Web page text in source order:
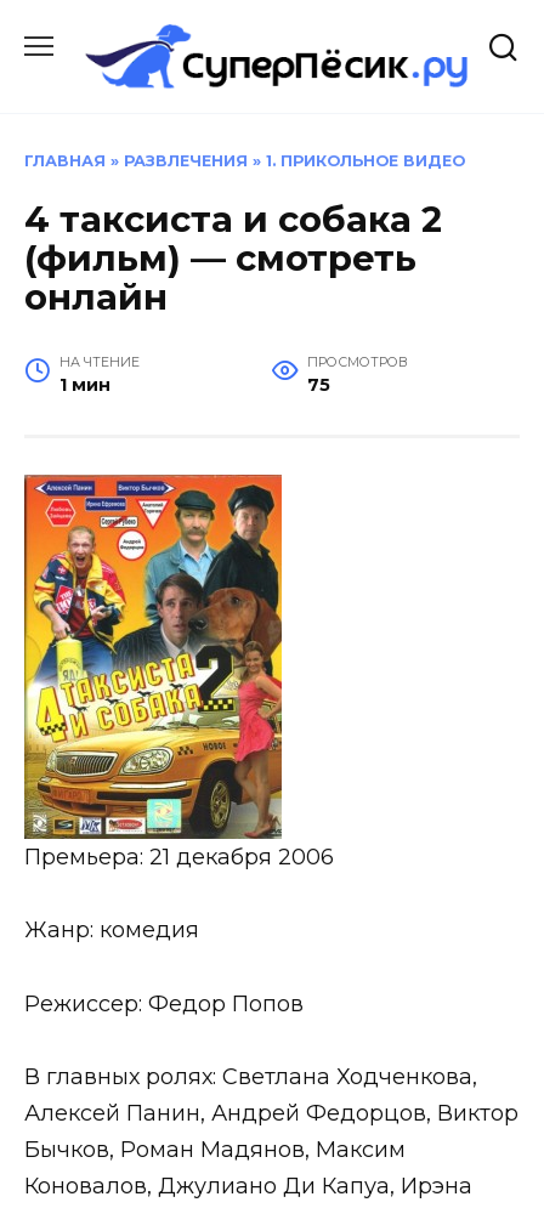
содержанию
ГЛАВНАЯ » РАЗВЛЕЧЕНИЯ » 1. ПРИКОЛЬНОЕ ВИДЕО
4 таксиста и собака 2
(фильм) — смотреть
онлайн
НА ЧТЕНИЕ
1 мин
ПРОСМОТРОВ
75
Премьера: 21 декабря 2006
Жанр: комедия
Режиссер: Федор Попов
В главных ролях: Светлана Ходченкова,
Алексей Панин, Андрей Федорцов, Виктор
Бычков, Роман Мадянов, Максим
Коновалов, Джулиано Ди Капуа, Ирэна